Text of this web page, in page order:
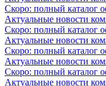
Скоро: полный каталог
Актуальные новости
Скоро: полный каталог
Актуальные новости
Скоро: полный каталог
Актуальные новости
Скоро: полный каталог
Актуальные новости